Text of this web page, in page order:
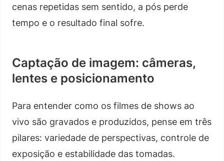
cenas repetidas sem sentido, a pós perde
tempo e o resultado final sofre.
Captação de imagem: câmeras,
lentes e posicionamento
Para entender como os filmes de shows ao
vivo são gravados e produzidos, pense em três
pilares: variedade de perspectivas, controle de
exposição e estabilidade das tomadas.